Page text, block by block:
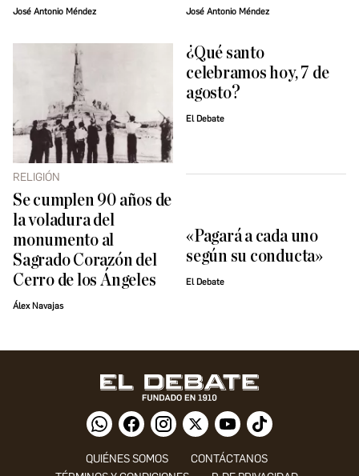
José Antonio Méndez José Antonio Méndez
RELIGIÓN
Se cumplen 90 años de
la voladura del
monumento al
Sagrado Corazón del
Cerro de los Ángeles
Álex Navajas
¿Qué santo
celebramos hoy, 7 de
agosto?
El Debate
«Pagará a cada uno
según su conducta»
El Debate
QUIÉNES SOMOS
CONTÁCTANOS